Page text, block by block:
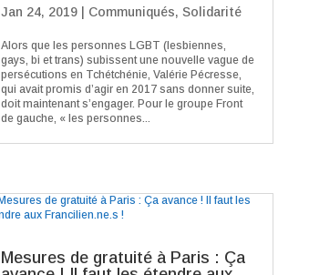
Jan 24, 2019 Communiqués,Solidarité
Alors que les personnes LGBT (lesbiennes,
gays, bi et trans) subissent une nouvelle vague de
persécutions en Tchétchénie, Valérie Pécresse,
qui avait promis d’agir en 2017 sans donner suite,
doit maintenant s’engager. Pour le groupe Front
de gauche, « les personnes...
Mesures de gratuité à Paris : Ça